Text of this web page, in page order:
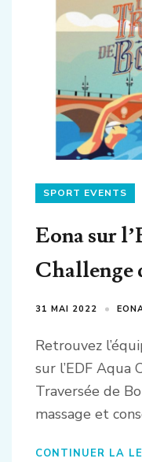
SPORT EVENTS
Eona sur
Challenge
31 MAI 2022
Retrouvez
sur l’EDF Aqua
Traversée de
massage et
CONTINUER LA